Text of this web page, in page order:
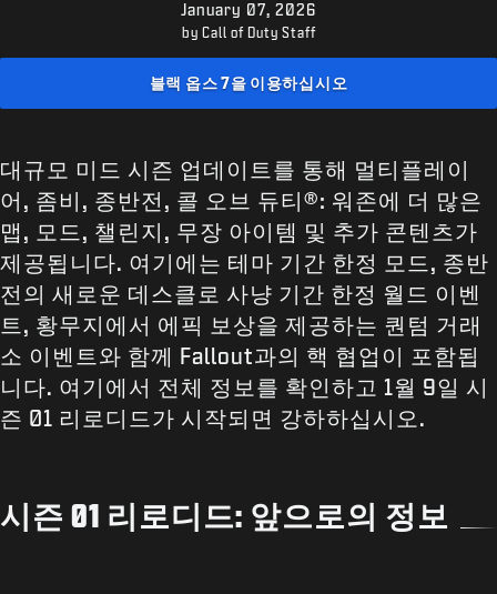
January 07, 2026
by Call of Duty Staff
블랙 옵스 7을 이용하십시오
대규모 미드 시즌 업데이트를 통해 멀티플레이
어, 좀비, 종반전, 콜 오브 듀티®: 워존에 더 많은
맵, 모드, 챌린지, 무장 아이템 및 추가 콘텐츠가
제공됩니다. 여기에는 테마 기간 한정 모드, 종반
전의 새로운 데스클로 사냥 기간 한정 월드 이벤
트, 황무지에서 에픽 보상을 제공하는 퀀텀 거래
소 이벤트와 함께 Fallout과의 핵 협업이 포함됩
니다. 여기에서 전체 정보를 확인하고 1월 9일 시
즌 01 리로디드가 시작되면 강하하십시오.
시즌 01 리로디드: 앞으로의 정보